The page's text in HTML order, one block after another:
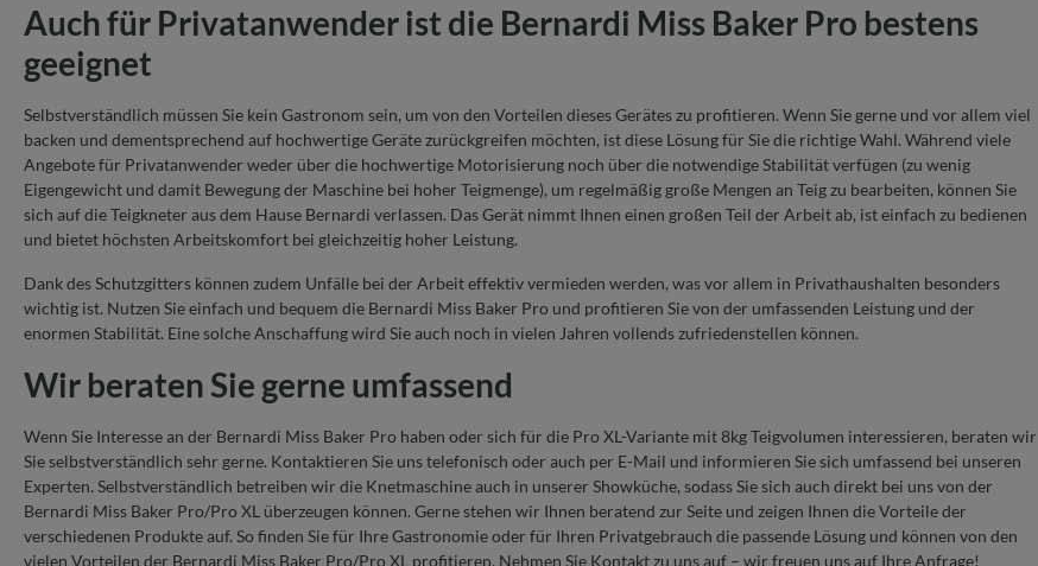
Auch für Privatanwender ist die Bernardi Miss Baker Pro bestens
geeignet
Selbstverständlich müssen Sie kein Gastronom sein, um von den Vorteilen dieses Gerätes zu profitieren. Wenn Sie gerne und vor allem viel
backen und dementsprechend auf hochwertige Geräte zurückgreifen möchten, ist diese Lösung für Sie die richtige Wahl. Während viele
Angebote für Privatanwender weder über die hochwertige Motorisierung noch über die notwendige Stabilität verfügen (zu wenig
Eigengewicht und damit Bewegung der Maschine bei hoher Teigmenge), um regelmäßig große Mengen an Teig zu bearbeiten, können Sie
sich auf die Teigkneter aus dem Hause Bernardi verlassen. Das Gerät nimmt Ihnen einen großen Teil der Arbeit ab, ist einfach zu bedienen
und bietet höchsten Arbeitskomfort bei gleichzeitig hoher Leistung.
Dank des Schutzgitters können zudem Unfälle bei der Arbeit effektiv vermieden werden, was vor allem in Privathaushalten besonders
wichtig ist. Nutzen Sie einfach und bequem die Bernardi Miss Baker Pro und profitieren Sie von der umfassenden Leistung und der
enormen Stabilität. Eine solche Anschaffung wird Sie auch noch in vielen Jahren vollends zufriedenstellen können.
Wir beraten Sie gerne umfassend
Wenn Sie Interesse an der Bernardi Miss Baker Pro haben oder sich für die Pro XL-Variante mit 8kg Teigvolumen interessieren, beraten wir
Sie selbstverständlich sehr gerne. Kontaktieren Sie uns telefonisch oder auch per E-Mail und informieren Sie sich umfassend bei unseren
Experten. Selbstverständlich betreiben wir die Knetmaschine auch in unserer Showküche, sodass Sie sich auch direkt bei uns von der
Bernardi Miss Baker Pro/Pro XL überzeugen können. Gerne stehen wir Ihnen beratend zur Seite und zeigen Ihnen die Vorteile der
verschiedenen Produkte auf. So finden Sie für Ihre Gastronomie oder für Ihren Privatgebrauch die passende Lösung und können von den
vielen Vorteilen der Bernardi Miss Baker Pro/Pro XL profitieren. Nehmen Sie Kontakt zu uns auf – wir freuen uns auf Ihre Anfrage!